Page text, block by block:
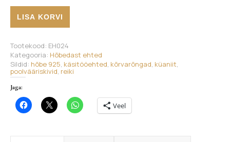
LISA KORVI
Tootekood: EH024
Kategooria: Hõbedast ehted
Sildid: hõbe 925, käsitööehted, kõrvarõngad, küaniit,
poolvääriskivid, reiki
Jaga:
Veel